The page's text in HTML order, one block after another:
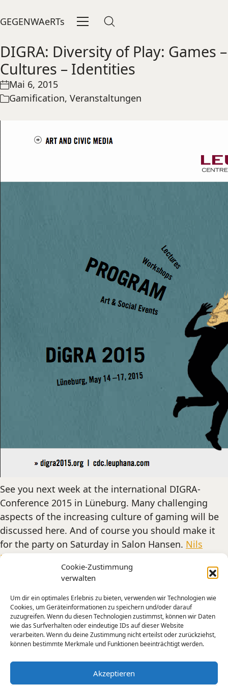
Cookie-Zustimmung
verwalten
Um dir ein optimales Erlebnis zu bieten, verwenden wir Technologien wie
Cookies, um Geräteinformationen zu speichern und/oder darauf
zuzugreifen. Wenn du diesen Technologien zustimmst, können wir Daten
wie das Surfverhalten oder eindeutige IDs auf dieser Website
verarbeiten. Wenn du deine Zustimmung nicht erteilst oder zurückziehst,
können bestimmte Merkmale und Funktionen beeinträchtigt werden.
Akzeptieren
GEGENWAeRTs
DIGRA: Diversity of Play: Games –
Cultures – Identities
Mai 6, 2015
Gamification, Veranstaltungen
See you next week at the international DIGRA-
Conference 2015 in Lüneburg. Many challenging
aspects of the increasing culture of gaming will be
discussed here. And of course you should make it
for the party on Saturday in Salon Hansen. Nils
Dittbrenner
and me will play some nice game music
Digra DJ Gamification Musik
Teilen: